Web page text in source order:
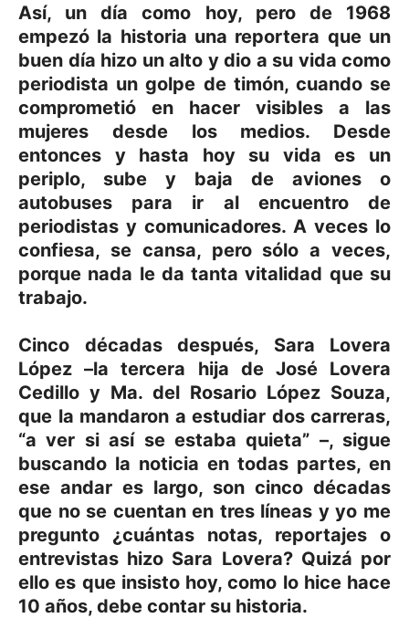
Así, un día como hoy, pero de 1968
empezó la historia una reportera que un
buen día hizo un alto y dio a su vida como
periodista un golpe de timón, cuando se
comprometió en hacer visibles a las
mujeres desde los medios. Desde
entonces y hasta hoy su vida es un
periplo, sube y baja de aviones o
autobuses para ir al encuentro de
periodistas y comunicadores. A veces lo
confiesa, se cansa, pero sólo a veces,
porque nada le da tanta vitalidad que su
trabajo.
Cinco décadas después, Sara Lovera
López –la tercera hija de José Lovera
Cedillo y Ma. del Rosario López Souza,
que la mandaron a estudiar dos carreras,
“a ver si así se estaba quieta” –, sigue
buscando la noticia en todas partes, en
ese andar es largo, son cinco décadas
que no se cuentan en tres líneas y yo me
pregunto ¿cuántas notas, reportajes o
entrevistas hizo Sara Lovera? Quizá por
ello es que insisto hoy, como lo hice hace
10 años, debe contar su historia.